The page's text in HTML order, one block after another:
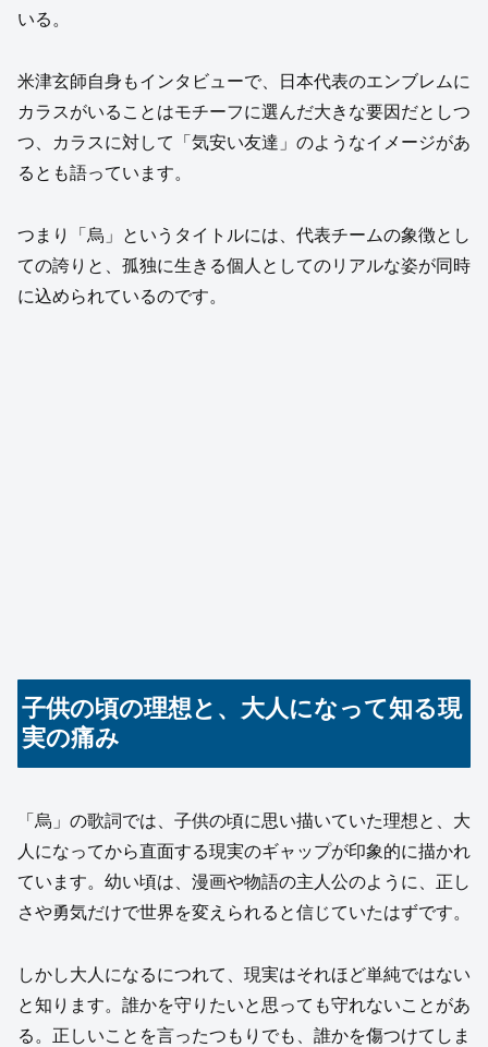
いる。
米津玄師自身もインタビューで、日本代表のエンブレムに
カラスがいることはモチーフに選んだ大きな要因だとしつ
つ、カラスに対して「気安い友達」のようなイメージがあ
るとも語っています。
つまり「烏」というタイトルには、代表チームの象徴とし
ての誇りと、孤独に生きる個人としてのリアルな姿が同時
に込められているのです。
子供の頃の理想と、大人になって知る現
実の痛み
「烏」の歌詞では、子供の頃に思い描いていた理想と、大
人になってから直面する現実のギャップが印象的に描かれ
ています。幼い頃は、漫画や物語の主人公のように、正し
さや勇気だけで世界を変えられると信じていたはずです。
しかし大人になるにつれて、現実はそれほど単純ではない
と知ります。誰かを守りたいと思っても守れないことがあ
る。正しいことを言ったつもりでも、誰かを傷つけてしま